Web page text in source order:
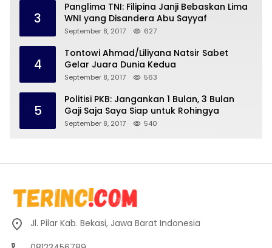
3
Panglima TNI: Filipina Janji Bebaskan Lima
WNI yang Disandera Abu Sayyaf
September 8, 2017 627
4
Tontowi Ahmad/Liliyana Natsir Sabet
Gelar Juara Dunia Kedua
September 8, 2017 563
5
Politisi PKB: Jangankan 1 Bulan, 3 Bulan
Gaji Saja Saya Siap untuk Rohingya
September 8, 2017 540
Jl. Pilar Kab. Bekasi, Jawa Barat Indonesia